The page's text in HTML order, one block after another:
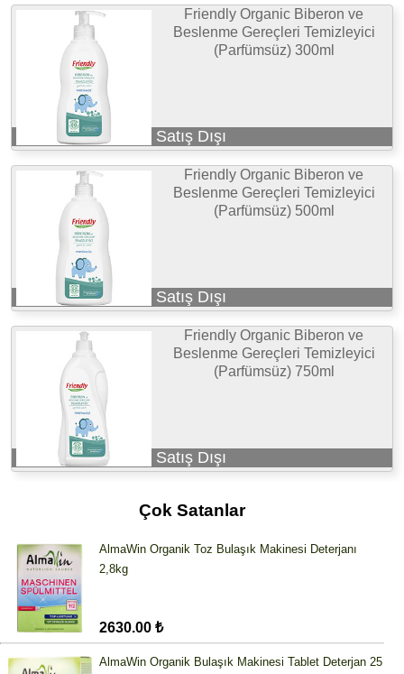
Friendly Organic Biberon ve
Beslenme Gereçleri Temizleyici
(Parfümsüz) 300ml
Satış Dışı
Friendly Organic Biberon ve
Beslenme Gereçleri Temizleyici
(Parfümsüz) 500ml
Satış Dışı
Friendly Organic Biberon ve
Beslenme Gereçleri Temizleyici
(Parfümsüz) 750ml
Satış Dışı
Çok Satanlar
AlmaWin Organik Toz Bulaşık Makinesi Deterjanı
2,8kg
2630.00 ₺
AlmaWin Organik Bulaşık Makinesi Tablet Deterjan 25